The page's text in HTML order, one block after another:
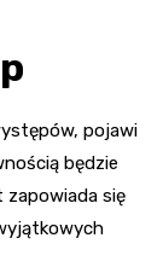
pojawi
będzie
zapowiada się